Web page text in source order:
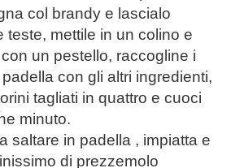
col brandy e lascialo
teste, mettile in un colino e
un pestello, raccogline i
con gli altri ingredienti,
tagliati in quattro e cuoci
minuto.
saltare in padella , impiatta e
di prezzemolo